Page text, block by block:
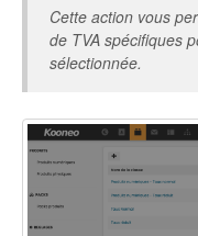
Cette action vous
de TVA spécifiques
sélectionnée.